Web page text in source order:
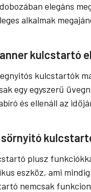
elegáns
alkalmak
kulcstartó
kulcstartók
egy egyszerű
és ellenáll az
sörnyitó
plusz
eszköz, ami
nemcsak